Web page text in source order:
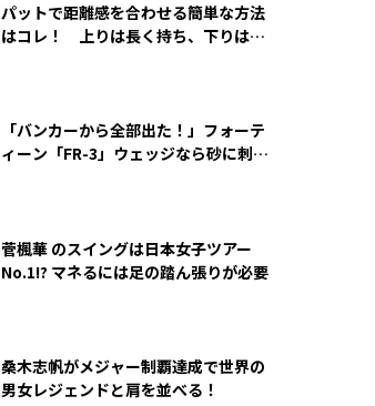
パットで距離感を合わせる簡単な方法
はコレ！ 上りは長く持ち、下りは短
「バンカーから全部出た！」フォーテ
ィーン「FR-3」ウェッジなら砂に刺さ
菅楓華 のスイングは日本女子ツアー
No.1!? マネるには足の踏ん張りが必要
桑木志帆がメジャー制覇達成で世界の
男女レジェンドと肩を並べる！